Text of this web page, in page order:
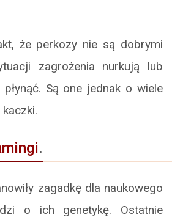
że perkozy nie są dobrymi
zagrożenia nurkują lub
Są one jednak o wiele
.
zagadkę dla naukowego
o ich genetykę. Ostatnie